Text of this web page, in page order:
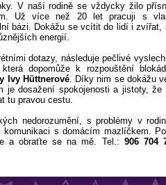
V naší rodině se vždycky žilo
Už více než 20 let pracuji s
bázi. Dokážu se vcítit do lidí i zvířat,
energií.
dotazy, následuje pečlivé
dopomůže k rozpouštění
Ivy Hüttnerové. Díky nim se dokážu
dosažení spokojenosti a jistoty, že
tu pravou cestu.
nedorozumění, s problémy v
s domácím mazlíčkem.
a obraťte se na mě. Tel.: 906 704